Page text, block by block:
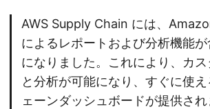
AWS Supply Chain には、
によるレポートおよび分析機能が
になりました。これにより、カス
と分析が可能になり、すぐに使
ェーンダッシュボードが提供さ